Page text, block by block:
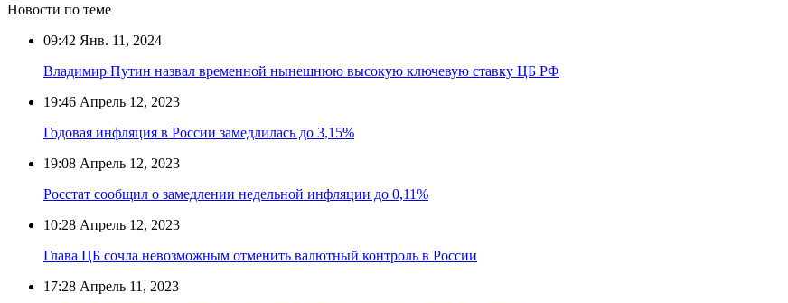
Новости по теме
09:42 Янв. 11, 2024
Владимир Путин назвал временной нынешнюю высокую ключевую ставку ЦБ РФ
19:46 Апрель 12, 2023
Годовая инфляция в России замедлилась до 3,15%
19:08 Апрель 12, 2023
Росстат сообщил о замедлении недельной инфляции до 0,11%
10:28 Апрель 12, 2023
Глава ЦБ сочла невозможным отменить валютный контроль в России
17:28 Апрель 11, 2023